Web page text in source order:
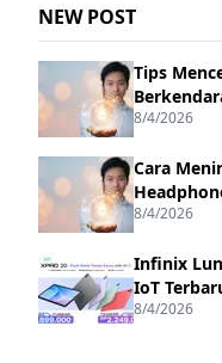
NEW POST
Tips
8/4/2026
Cara
8/4/2026
Infinix
IoT
8/4/2026